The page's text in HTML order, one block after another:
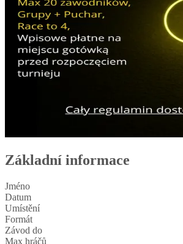
Základní informace
Jméno
Datum
Umístění
Formát
Závod do
Max hráčů